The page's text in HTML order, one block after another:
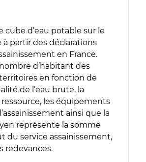
d’eau potable sur le
à partir des déclarations
en France.
d’habitant des
en fonction de
de l’eau brute, la
les équipements
ainsi que la
représente la somme
du service assainissement,
redevances.